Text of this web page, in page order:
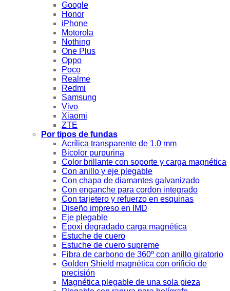
Google
Honor
iPhone
Motorola
Nothing
One Plus
Oppo
Poco
Realme
Redmi
Samsung
Vivo
Xiaomi
ZTE
Por tipos de fundas
Acrílica transparente de 1.0 mm
Bicolor purpurina
Color brillante con soporte y carga magnética
Con anillo y eje plegable
Con chapa de diamantes galvanizado
Con enganche para cordon integrado
Con tarjetero y refuerzo en esquinas
Diseño impreso en IMD
Eje plegable
Epoxi degradado carga magnética
Estuche de cuero
Estuche de cuero supreme
Fibra de carbono de 360º con anillo giratorio
Golden Shield magnética con orificio de
precisión
Magnética plegable de una sola pieza